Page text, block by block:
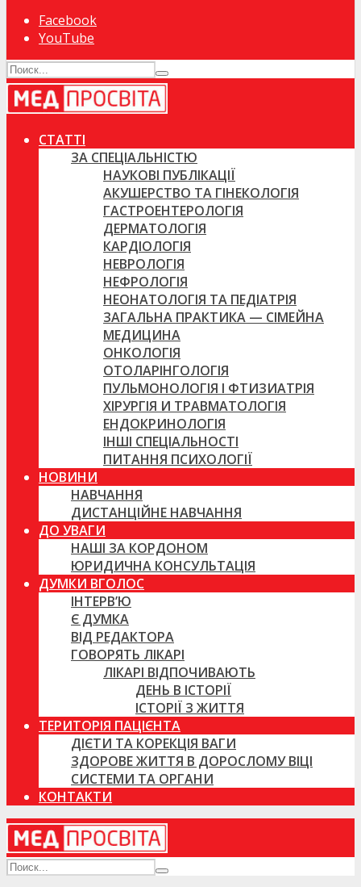
Facebook
YouTube
СТАТТІ
ЗА СПЕЦІАЛЬНІСТЮ
НАУКОВІ ПУБЛІКАЦІЇ
АКУШЕРСТВО ТА ГІНЕКОЛОГІЯ
ГАСТРОЕНТЕРОЛОГІЯ
ДЕРМАТОЛОГІЯ
КАРДІОЛОГІЯ
НЕВРОЛОГІЯ
НЕФРОЛОГІЯ
НЕОНАТОЛОГІЯ ТА ПЕДІАТРІЯ
ЗАГАЛЬНА ПРАКТИКА — СІМЕЙНА
МЕДИЦИНА
ОНКОЛОГІЯ
ОТОЛАРІНГОЛОГІЯ
ПУЛЬМОНОЛОГІЯ І ФТИЗИАТРІЯ
ХІРУРГІЯ И ТРАВМАТОЛОГІЯ
ЕНДОКРИНОЛОГІЯ
ІНШІ СПЕЦІАЛЬНОСТІ
ПИТАННЯ ПСИХОЛОГІЇ
НОВИНИ
НАВЧАННЯ
ДИСТАНЦІЙНЕ НАВЧАННЯ
ДО УВАГИ
НАШІ ЗА КОРДОНОМ
ЮРИДИЧНА КОНСУЛЬТАЦІЯ
ДУМКИ ВГОЛОС
ІНТЕРВ’Ю
Є ДУМКА
ВІД РЕДАКТОРА
ГОВОРЯТЬ ЛІКАРІ
ЛІКАРІ ВІДПОЧИВАЮТЬ
ДЕНЬ В ІСТОРІЇ
ІСТОРІЇ З ЖИТТЯ
ТЕРИТОРІЯ ПАЦІЄНТА
ДІЄТИ ТА КОРЕКЦІЯ ВАГИ
ЗДОРОВЕ ЖИТТЯ В ДОРОСЛОМУ ВІЦІ
СИСТЕМИ ТА ОРГАНИ
КОНТАКТИ